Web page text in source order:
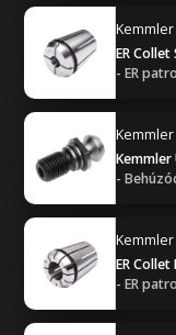
Kemmler
ER Collet
- ER
Kemmler
Kemmler
Kemmler
ER
- ER